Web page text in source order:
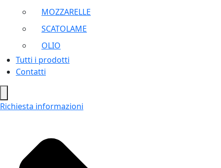
MOZZARELLE
SCATOLAME
OLIO
Tutti i prodotti
Contatti
Toggle
Richiesta informazioni